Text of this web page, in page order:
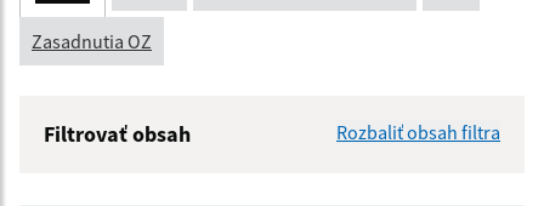
Zasadnutia OZ
Filtrovať obsah Rozbaliť obsah filtra